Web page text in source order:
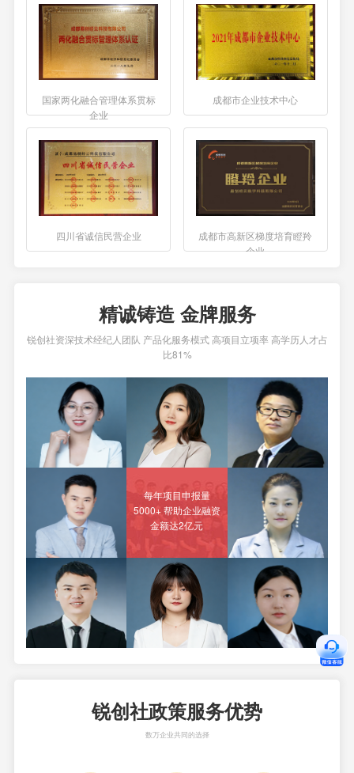
国家两化融合管理体系贯标
企业
成都市企业技术中心
四川省诚信民营企业
成都市高新区梯度培育瞪羚
企业
精诚铸造 金牌服务
锐创社资深技术经纪人团队 产品化服务模式 高项目立项率 高学历人才占
比81%
每年项目申报量
5000+ 帮助企业融资
金额达2亿元
锐创社政策服务优势
数万企业共同的选择